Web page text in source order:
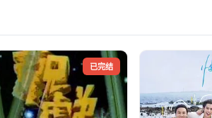
已完结